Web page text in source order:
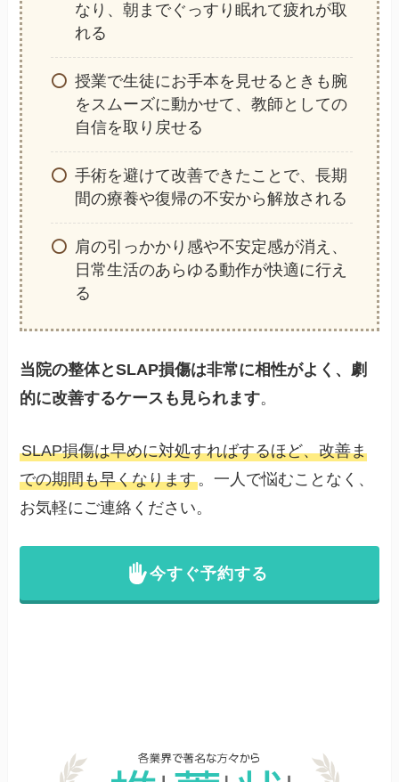
なり、朝までぐっすり眠れて疲れが取
れる
授業で生徒にお手本を見せるときも腕
をスムーズに動かせて、教師としての
自信を取り戻せる
手術を避けて改善できたことで、長期
間の療養や復帰の不安から解放される
肩の引っかかり感や不安定感が消え、
日常生活のあらゆる動作が快適に行え
る
当院の整体とSLAP損傷は非常に相性がよく、劇
的に改善するケースも見られます。
SLAP損傷は早めに対処すればするほど、改善ま
での期間も早くなります。一人で悩むことなく、
お気軽にご連絡ください。
今すぐ予約する